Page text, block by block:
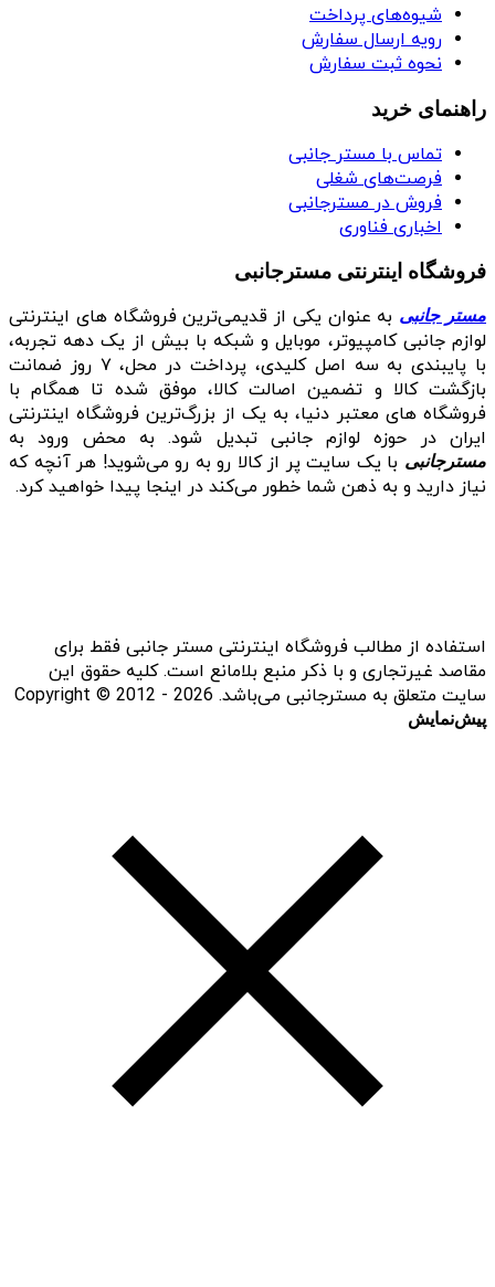
شیوه‌های پرداخت
رویه ارسال سفارش
نحوه ثبت سفارش
راهنمای خرید
تماس با مستر جانبی
فرصت‌های شغلی
فروش در مسترجانبی
اخباری فناوری
فروشگاه اینترنتی مسترجانبی
مستر جانبی به عنوان یکی از قدیمی‌ترین فروشگاه های اینترنتی
لوازم جانبی کامپیوتر، موبایل و شبکه با بیش از یک دهه تجربه،
با پایبندی به سه اصل کلیدی، پرداخت در محل، ۷ روز ضمانت
بازگشت کالا و تضمین اصالت کالا، موفق شده تا همگام با
فروشگاه‌ های معتبر دنیا، به یک از بزرگ‌ترین فروشگاه اینترنتی
ایران در حوزه لوازم جانبی تبدیل شود. به محض ورود به
مسترجانبی با یک سایت پر از کالا رو به رو می‌شوید! هر آنچه که
نیاز دارید و به ذهن شما خطور می‌کند در اینجا پیدا خواهید کرد.
استفاده از مطالب فروشگاه اینترنتی مستر جانبی فقط برای
مقاصد غیرتجاری و با ذکر منبع بلامانع است. کلیه حقوق این
سایت متعلق به مسترجانبی می‌باشد. Copyright © 2012 - 2026
پیش‌نمایش